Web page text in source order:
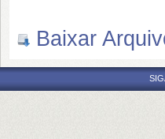
Baixar